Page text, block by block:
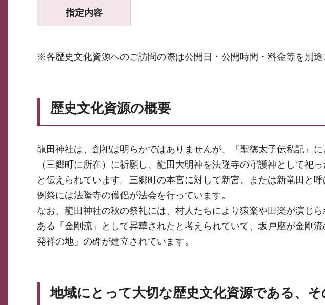
指定内容
※各歴史文化資源へのご訪問の際は公開日・公開時間・料金等を別途
歴史文化資源の概要
龍田神社は、創祀は明らかではありませんが、『聖徳太子伝私記』
（三郷町に所在）に祈願し、龍田大明神を法隆寺の守護神として祀
と伝えられています。三郷町の本宮に対して新宮、または新竜田と
例祭には法隆寺の僧侶が法会を行っています。
なお、龍田神社の秋の祭礼には、村人たちにより猿楽や田楽が演じ
ある「金剛流」として昇華されたと考えられていて、坂戸座が金剛
発祥の地」の碑が建立されています。
地域にとって大切な歴史文化資源である、そ